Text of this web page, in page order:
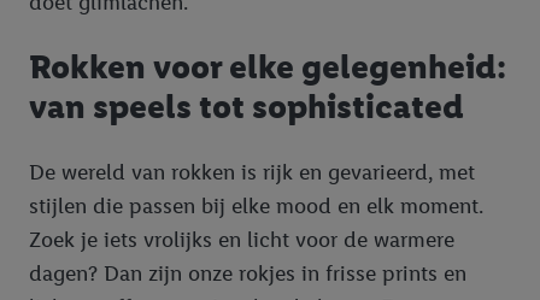
Rokken voor elke gelegenheid:
van speels tot sophisticated
De wereld van rokken is rijk en gevarieerd, met
stijlen die passen bij elke mood en elk moment.
Zoek je iets vrolijks en licht voor de warmere
dagen? Dan zijn onze rokjes in frisse prints en